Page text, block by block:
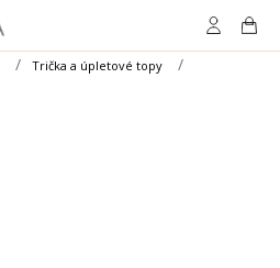
Trička a úpletové topy